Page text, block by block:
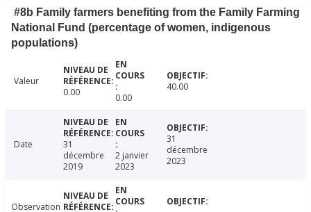
#8b Family farmers benefiting from the Family Farming
National Fund (percentage of women, indigenous
populations)
Valeur
0.00
0.00
40.00
Date
31
décembre
2019
2 janvier
2023
31
décembre
2023
Observation